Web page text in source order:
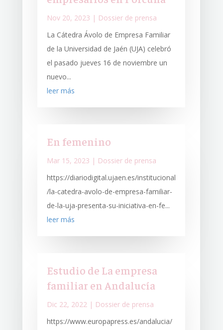
Nov 20, 2023 | Dossier de prensa
La Cátedra Ávolo de Empresa Familiar
de la Universidad de Jaén (UJA) celebró
el pasado jueves 16 de noviembre un
nuevo...
leer más
En femenino
Mar 15, 2023 | Dossier de prensa
https://diariodigital.ujaen.es/institucional
/la-catedra-avolo-de-empresa-familiar-
de-la-uja-presenta-su-iniciativa-en-fe...
leer más
Estudio de La empresa
familiar en Andalucía
Dic 22, 2022| Dossier de prensa
https://www.europapress.es/andalucia/